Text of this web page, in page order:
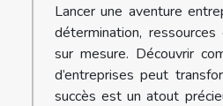
Lancer une aventure
détermination,
sur mesure. Découvrir
d’entreprises peut
succès est un atout